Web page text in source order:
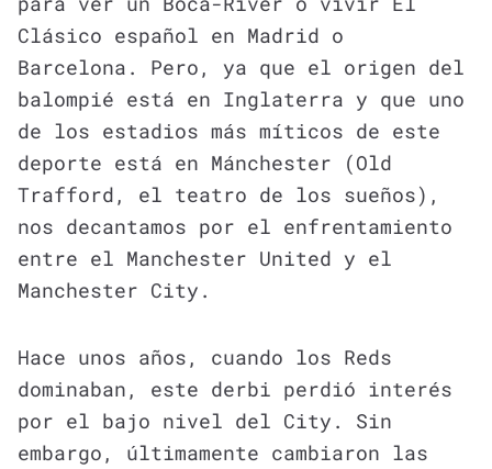
Clásico español en Madrid o
Barcelona. Pero, ya que el origen del
balompié está en Inglaterra y que uno
de los estadios más míticos de este
deporte está en Mánchester (Old
Trafford, el teatro de los sueños),
nos decantamos por el enfrentamiento
entre el Manchester United y el
Manchester City.
Hace unos años, cuando los Reds
dominaban, este derbi perdió interés
por el bajo nivel del City. Sin
embargo, últimamente cambiaron las